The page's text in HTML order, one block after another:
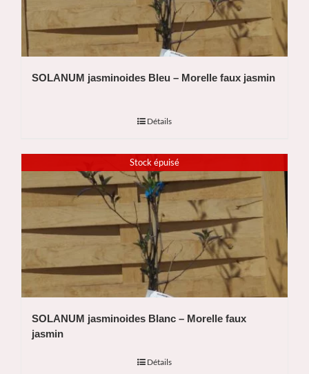
SOLANUM jasminoides Bleu – Morelle faux jasmin
Détails
Stock épuisé
SOLANUM jasminoides Blanc – Morelle faux
jasmin
Détails